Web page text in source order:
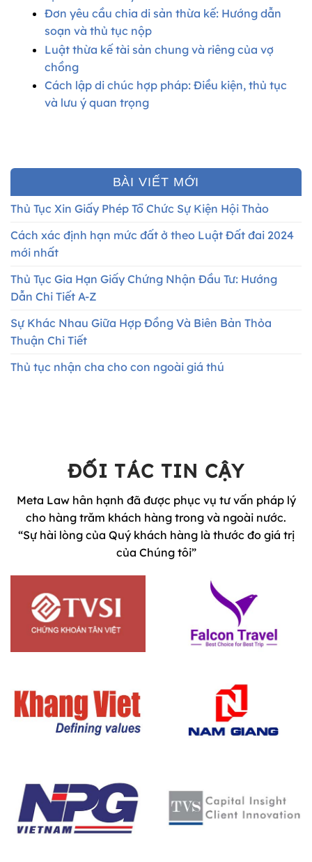
Đơn yêu cầu chia di sản thừa kế: Hướng dẫn
soạn và thủ tục nộp
Luật thừa kế tài sản chung và riêng của vợ
chồng
Cách lập di chúc hợp pháp: Điều kiện, thủ tục
và lưu ý quan trọng
BÀI VIẾT MỚI
Thủ Tục Xin Giấy Phép Tổ Chức Sự Kiện Hội Thảo
Cách xác định hạn mức đất ở theo Luật Đất đai 2024
mới nhất
Thủ Tục Gia Hạn Giấy Chứng Nhận Đầu Tư: Hướng
Dẫn Chi Tiết A-Z
Sự Khác Nhau Giữa Hợp Đồng Và Biên Bản Thỏa
Thuận Chi Tiết
Thủ tục nhận cha cho con ngoài giá thú
ĐỐI TÁC TIN CẬY
Meta Law hân hạnh đã được phục vụ tư vấn pháp lý
cho hàng trăm khách hàng trong và ngoài nước.
“Sự hài lòng của Quý khách hàng là thước đo giá trị
của Chúng tôi”